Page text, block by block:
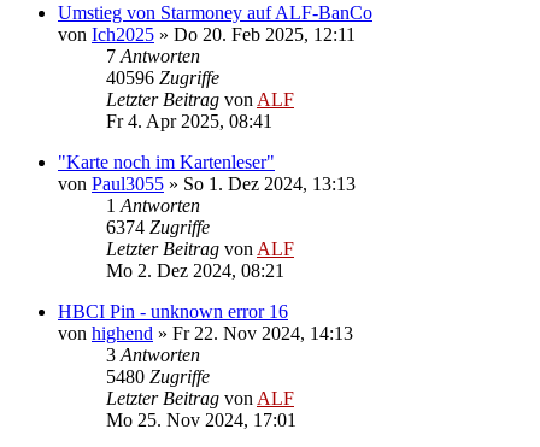
Umstieg von Starmoney auf ALF-BanCo
von Ich2025 » Do 20. Feb 2025, 12:11
7 Antworten
40596 Zugriffe
Letzter Beitrag von ALF
Fr 4. Apr 2025, 08:41
"Karte noch im Kartenleser"
von Paul3055 » So 1. Dez 2024, 13:13
1 Antworten
6374 Zugriffe
Letzter Beitrag von ALF
Mo 2. Dez 2024, 08:21
HBCI Pin - unknown error 16
von highend » Fr 22. Nov 2024, 14:13
3 Antworten
5480 Zugriffe
Letzter Beitrag von ALF
Mo 25. Nov 2024, 17:01